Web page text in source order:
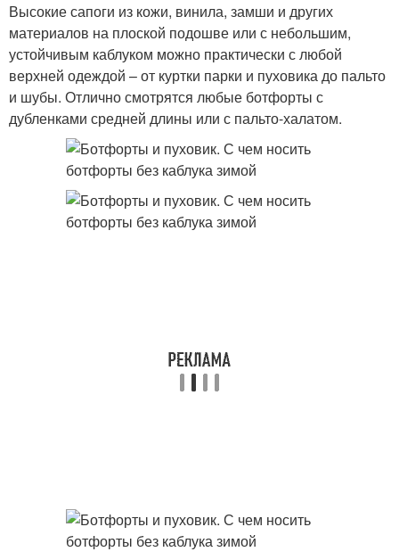
Высокие сапоги из кожи, винила, замши и других
материалов на плоской подошве или с небольшим,
устойчивым каблуком можно практически с любой
верхней одеждой – от куртки парки и пуховика до пальто
и шубы. Отлично смотрятся любые ботфорты с
дубленками средней длины или с пальто-халатом.